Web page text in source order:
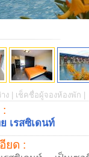
ใหญ่
ง | เช็คชื่อผู้จองห้องพัก |
เรสซิเดนท์
ยด :